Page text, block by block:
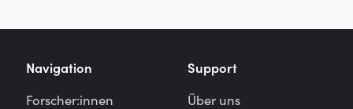
Navigation
Forscher:innen
Support
Über uns